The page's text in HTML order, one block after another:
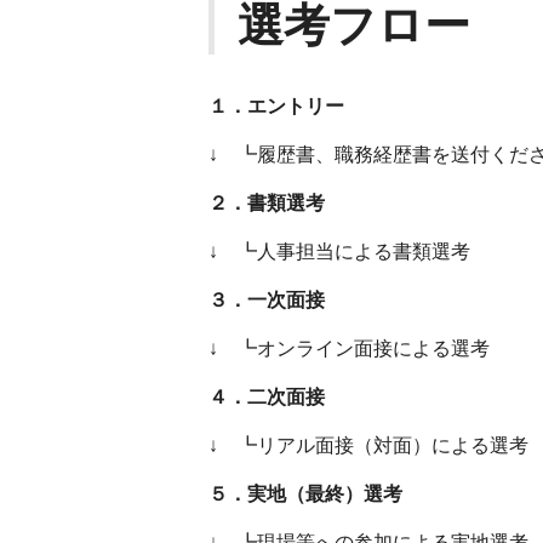
選考フロー
１．エントリー
↓ ┗履歴書、職務経歴書を送付くだ
２．書類選考
↓ ┗人事担当による書類選考
３．一次面接
↓ ┗オンライン面接による選考
４．二次面接
↓ ┗リアル面接（対面）による選考
５．実地（最終）選考